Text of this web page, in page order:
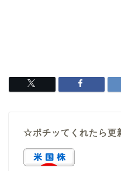
☆ポチッてくれたら更